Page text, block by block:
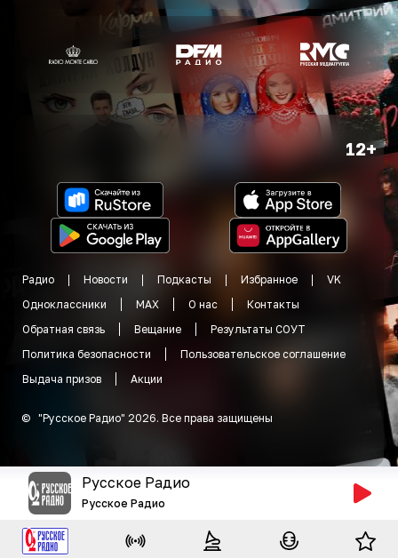
12+
Радио Новости Подкасты Избранное
VK
Одноклассники
MAX О нас
Контакты
Обратная связь
Вещание
Результаты СОУТ
Политика безопасности
Пользовательское соглашение
Выдача призов
Акции
© "Русское Радио" 2026. Все права защищены
Русское Радио
Русское Радио